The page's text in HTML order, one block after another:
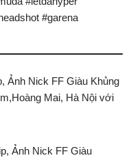
#garena
Ảnh Nick FF Giàu Khủng
Mai, Hà Nội với
Ảnh Nick FF Giàu